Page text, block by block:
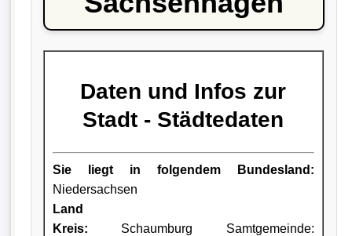
Daten und Infos zur
Stadt - Städtedaten
Sie liegt in folgendem Bundesland:
Niedersachsen
Land
Kreis: Schaumburg Samtgemeinde: